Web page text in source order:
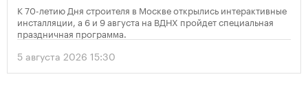
К 70-летию Дня строителя в Москве открылись интерактивные
инсталляции, а 6 и 9 августа на ВДНХ пройдет специальная
праздничная программа.
5 августа 2026 15:30